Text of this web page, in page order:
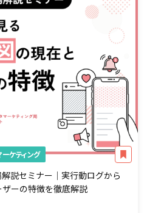
ケティング
解説セミナー｜実行動ログから
ーの特徴を徹底解説